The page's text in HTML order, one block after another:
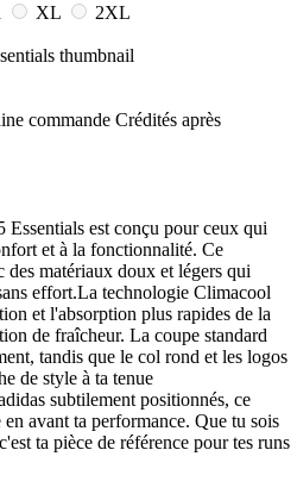
XL
2XL
commande Crédités après
est conçu pour ceux qui
et à la fonctionnalité. Ce
des matériaux doux et légers qui
effort.La technologie Climacool
et l'absorption plus rapides de la
de fraîcheur. La coupe standard
tandis que le col rond et les logos
de style à ta tenue
subtilement positionnés, ce
avant ta performance. Que tu sois
ta pièce de référence pour tes runs